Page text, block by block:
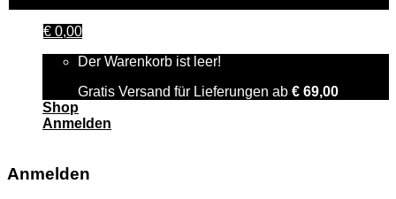
€ 0,00
Der Warenkorb ist leer!
Gratis Versand für Lieferungen ab € 69,00
Shop
Anmelden
Anmelden